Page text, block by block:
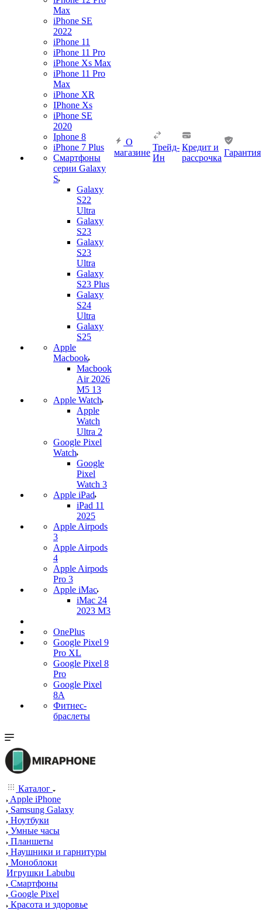
Max
iPhone SE
2022
iPhone 11
iPhone 11 Pro
iPhone Xs Max
iPhone 11 Pro
Max
iPhone XR
IPhone Xs
iPhone SE
2020
Iphone 8
iPhone 7 Plus
Смартфоны
серии Galaxy
S
Galaxy
S22
Ultra
Galaxy
S23
Galaxy
S23
Ultra
Galaxy
S23 Plus
Galaxy
S24
Ultra
Galaxy
S25
Apple
Macbook
Macbook
Air 2026
M5 13
Apple Watch
Apple
Watch
Ultra 2
Google Pixel
Watch
Google
Pixel
Watch 3
Apple iPad
iPad 11
2025
Apple Airpods
3
Apple Airpods
4
Apple Airpods
Pro 3
Apple iMac
iMac 24
2023 M3
OnePlus
Google Pixel 9
Pro XL
Google Pixel 8
Pro
Google Pixel
8A
Фитнес-
браслеты
О
магазине
Трейд-
Ин
Кредит и
рассрочка
Гарантия
Каталог
Apple iPhone
Samsung Galaxy
Ноутбуки
Умные часы
Планшеты
Наушники и гарнитуры
Моноблоки
Игрушки Labubu
Смартфоны
Google Pixel
Красота и здоровье